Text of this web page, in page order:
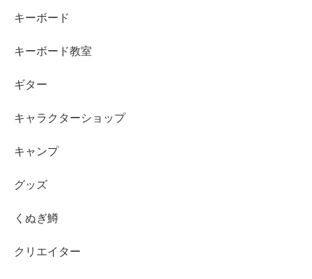
キーボード
キーボード教室
ギター
キャラクターショップ
キャンプ
グッズ
くぬぎ鱒
クリエイター